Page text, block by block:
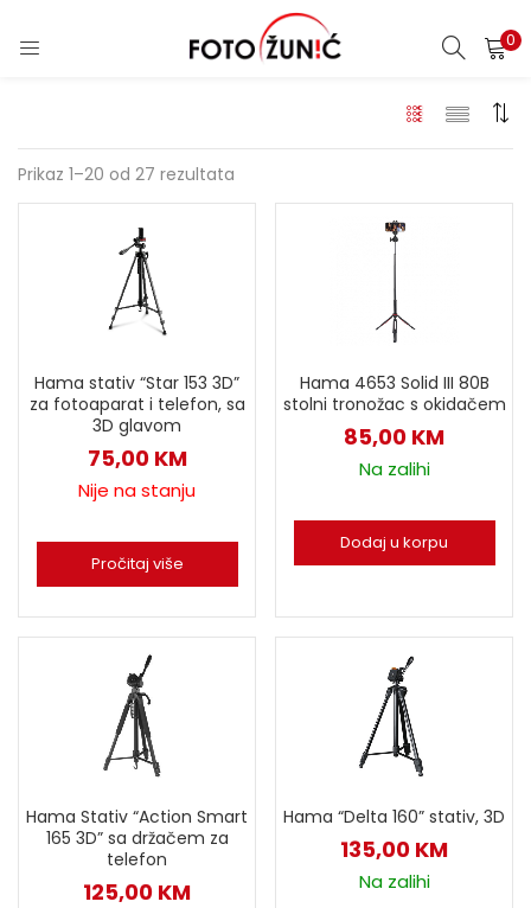
0
Prikaz 1–20 od 27 rezultata
Hama stativ “Star 153 3D”
za fotoaparat i telefon, sa
3D glavom
75,00 KM
Nije na stanju
Pročitaj više
Hama 4653 Solid III 80B
stolni tronožac s okidačem
85,00 KM
Na zalihi
Dodaj u korpu
Hama Stativ “Action Smart
165 3D” sa držačem za
telefon
125,00 KM
Hama “Delta 160” stativ, 3D
135,00 KM
Na zalihi